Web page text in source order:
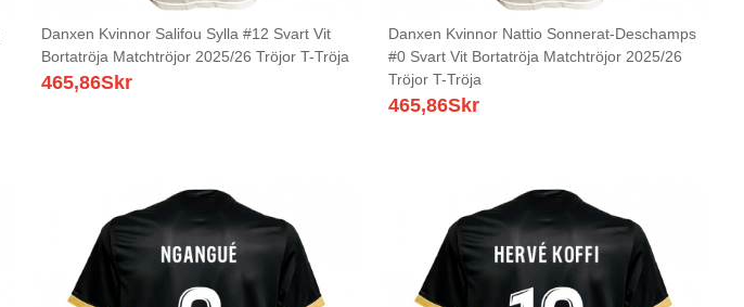
Danxen Kvinnor Salifou Sylla #12 Svart Vit
Bortatröja Matchtröjor 2025/26 Tröjor T-Tröja
465,86Skr
Danxen Kvinnor Nattio Sonnerat-Deschamps
#0 Svart Vit Bortatröja Matchtröjor 2025/26
Tröjor T-Tröja
465,86Skr